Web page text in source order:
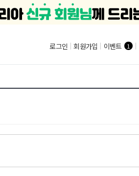
로그인 | 회원가입 | 이벤트 1 |